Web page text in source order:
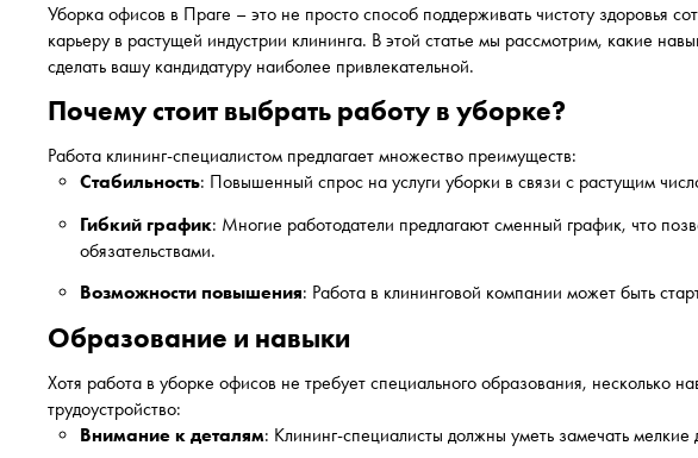
Уборка офисов в Праге – это не просто способ поддерживать чистоту здоровья
карьеру в растущей индустрии клининга. В этой статье мы рассмотрим, какие
сделать вашу кандидатуру наиболее привлекательной.
Почему стоит выбрать работу в уборке?
Работа клининг-специалистом предлагает множество преимуществ:
Стабильность: Повышенный спрос на услуги уборки в связи с растущим
Гибкий график: Многие работодатели предлагают сменный график, что
обязательствами.
Возможности повышения: Работа в клининговой компании может быть
Образование и навыки
Хотя работа в уборке офисов не требует специального образования, несколько
трудоустройство:
Внимание к деталям: Клининг-специалисты должны уметь замечать